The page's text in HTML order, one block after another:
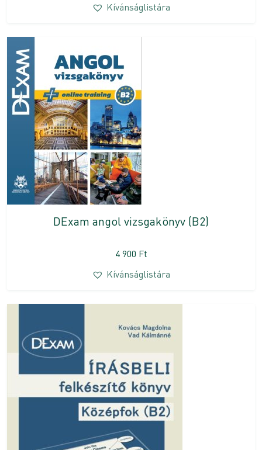
Kívánságlistára
DExam angol vizsgakönyv (B2)
4 900 Ft
Kívánságlistára